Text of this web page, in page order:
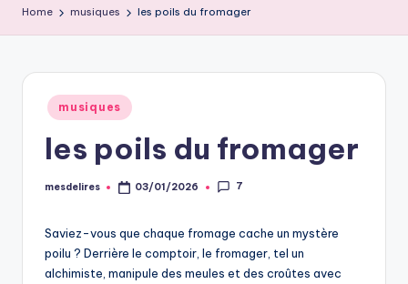
film
et
complet
français
Home musiques les poils du fromager
Posted
in
musiques
les poils du fromager
Posted
mesdelires 03/01/2026 7
Saviez-vous que chaque fromage cache un mystère
poilu ? Derrière le comptoir, le fromager, tel un
alchimiste, manipule des meules et des croûtes avec